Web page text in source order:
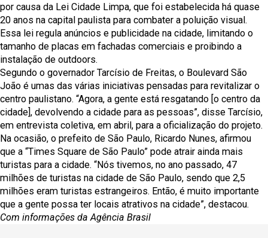
por causa da Lei Cidade Limpa, que foi estabelecida há quase
20 anos na capital paulista para combater a poluição visual.
Essa lei regula anúncios e publicidade na cidade, limitando o
tamanho de placas em fachadas comerciais e proibindo a
instalação de outdoors.
Segundo o governador Tarcísio de Freitas, o Boulevard São
João é umas das várias iniciativas pensadas para revitalizar o
centro paulistano. “Agora, a gente está resgatando [o centro da
cidade], devolvendo a cidade para as pessoas”, disse Tarcísio,
em entrevista coletiva, em abril, para a oficialização do projeto.
Na ocasião, o prefeito de São Paulo, Ricardo Nunes, afirmou
que a “Times Square de São Paulo” pode atrair ainda mais
turistas para a cidade. “Nós tivemos, no ano passado, 47
milhões de turistas na cidade de São Paulo, sendo que 2,5
milhões eram turistas estrangeiros. Então, é muito importante
que a gente possa ter locais atrativos na cidade”, destacou.
Com informações da Agência Brasil